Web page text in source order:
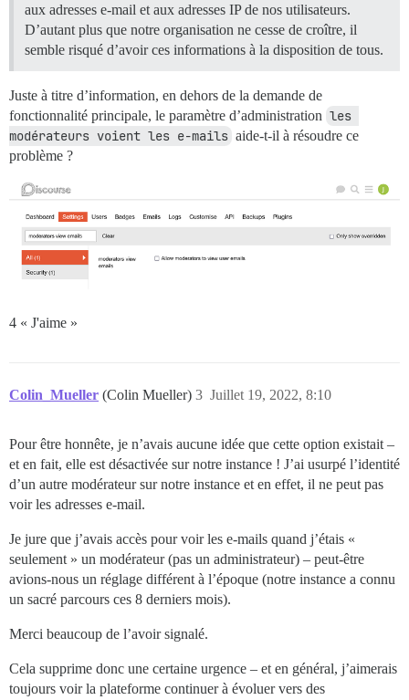
aux adresses e-mail et aux adresses IP de nos utilisateurs.
D’autant plus que notre organisation ne cesse de croître, il
semble risqué d’avoir ces informations à la disposition de tous.
Juste à titre d’information, en dehors de la demande de
fonctionnalité principale, le paramètre d’administration les
modérateurs voient les e-mails aide-t-il à résoudre ce
problème ?
4 « J'aime »
Colin_Mueller (Colin Mueller) Juillet 19, 2022, 8:10
3
Pour être honnête, je n’avais aucune idée que cette option existait –
et en fait, elle est désactivée sur notre instance ! J’ai usurpé l’identité
d’un autre modérateur sur notre instance et en effet, il ne peut pas
voir les adresses e-mail.
Je jure que j’avais accès pour voir les e-mails quand j’étais «
seulement » un modérateur (pas un administrateur) – peut-être
avions-nous un réglage différent à l’époque (notre instance a connu
un sacré parcours ces 8 derniers mois).
Merci beaucoup de l’avoir signalé.
Cela supprime donc une certaine urgence – et en général, j’aimerais
toujours voir la plateforme continuer à évoluer vers des